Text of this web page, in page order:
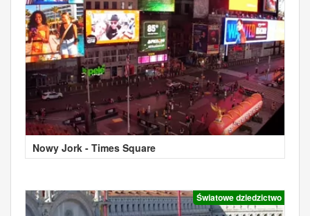
Nowy Jork - Times Square
Światowe dziedzictwo